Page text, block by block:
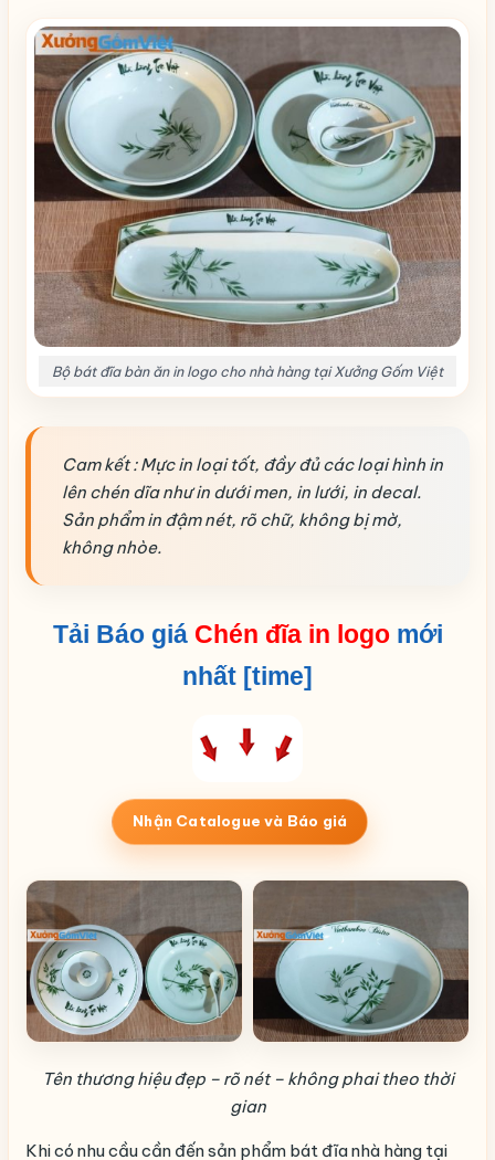
Bộ bát đĩa bàn ăn in logo cho nhà hàng tại Xưởng Gốm Việt
Cam kết : Mực in loại tốt, đầy đủ các loại hình in
lên chén dĩa như in dưới men, in lưới, in decal.
Sản phẩm in đậm nét, rõ chữ, không bị mờ,
không nhòe.
Tải Báo giáChén đĩa in logomới
nhất [time]
Nhận Catalogue và Báo giá
Tên thương hiệu đẹp – rõ nét – không phai theo thời
gian
Khi có nhu cầu cần đến sản phẩm bát đĩa nhà hàng tại